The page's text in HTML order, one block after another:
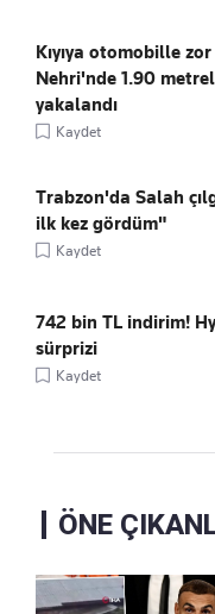
Kıyıya otomobille
Nehri'nde 1.90
yakalandı
Kaydet
Trabzon'da Salah
ilk kez gördüm"
Kaydet
742 bin TL indirim!
sürprizi
Kaydet
ÖNE